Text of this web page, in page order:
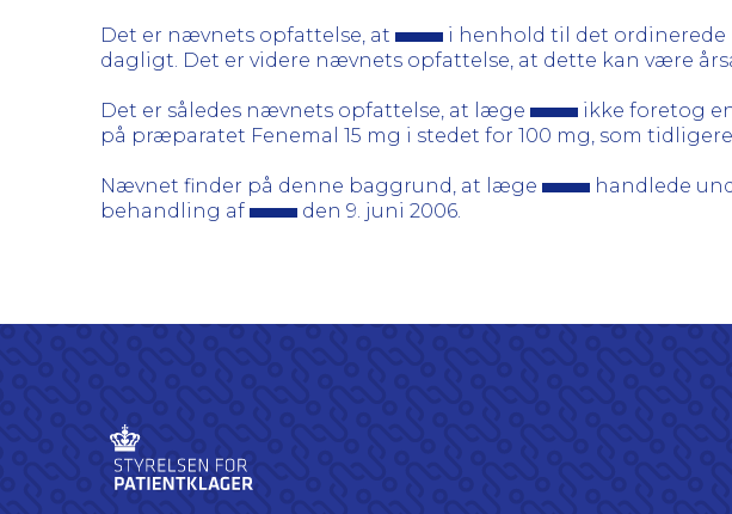
Det er nævnets opfattelse, at
i henhold til det ordinerede
dagligt. Det er videre nævnets opfattelse, at dette kan være
Det er således nævnets opfattelse, at læge ikke foretog
på præparatet Fenemal 15 mg i stedet for 100 mg, som
Nævnet finder på denne baggrund, at læge
handlede
behandling af
den 9. juni 2006.